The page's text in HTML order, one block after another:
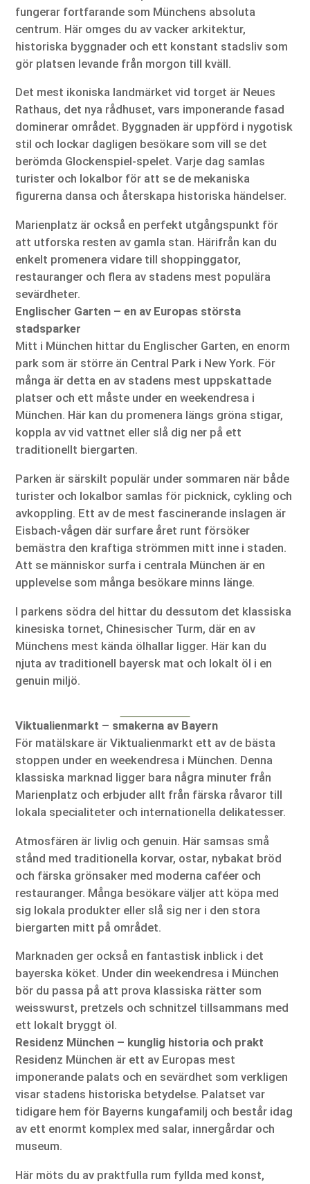
fungerar fortfarande som Münchens absoluta
centrum. Här omges du av vacker arkitektur,
historiska byggnader och ett konstant stadsliv som
gör platsen levande från morgon till kväll.
Det mest ikoniska landmärket vid torget är Neues
Rathaus, det nya rådhuset, vars imponerande fasad
dominerar området. Byggnaden är uppförd i nygotisk
stil och lockar dagligen besökare som vill se det
berömda Glockenspiel-spelet. Varje dag samlas
turister och lokalbor för att se de mekaniska
figurerna dansa och återskapa historiska händelser.
Marienplatz är också en perfekt utgångspunkt för
att utforska resten av gamla stan. Härifrån kan du
enkelt promenera vidare till shoppinggator,
restauranger och flera av stadens mest populära
sevärdheter.
Englischer Garten – en av Europas största
stadsparker
Mitt i München hittar du Englischer Garten, en enorm
park som är större än Central Park i New York. För
många är detta en av stadens mest uppskattade
platser och ett måste under en weekendresa i
München. Här kan du promenera längs gröna stigar,
koppla av vid vattnet eller slå dig ner på ett
traditionellt biergarten.
Parken är särskilt populär under sommaren när både
turister och lokalbor samlas för picknick, cykling och
avkoppling. Ett av de mest fascinerande inslagen är
Eisbach-vågen där surfare året runt försöker
bemästra den kraftiga strömmen mitt inne i staden.
Att se människor surfa i centrala München är en
upplevelse som många besökare minns länge.
I parkens södra del hittar du dessutom det klassiska
kinesiska tornet, Chinesischer Turm, där en av
Münchens mest kända ölhallar ligger. Här kan du
njuta av traditionell bayersk mat och lokalt öl i en
genuin miljö.
Viktualienmarkt – smakerna av Bayern
För matälskare är Viktualienmarkt ett av de bästa
stoppen under en weekendresa i München. Denna
klassiska marknad ligger bara några minuter från
Marienplatz och erbjuder allt från färska råvaror till
lokala specialiteter och internationella delikatesser.
Atmosfären är livlig och genuin. Här samsas små
stånd med traditionella korvar, ostar, nybakat bröd
och färska grönsaker med moderna caféer och
restauranger. Många besökare väljer att köpa med
sig lokala produkter eller slå sig ner i den stora
biergarten mitt på området.
Marknaden ger också en fantastisk inblick i det
bayerska köket. Under din weekendresa i München
bör du passa på att prova klassiska rätter som
weisswurst, pretzels och schnitzel tillsammans med
ett lokalt bryggt öl.
Residenz München – kunglig historia och prakt
Residenz München är ett av Europas mest
imponerande palats och en sevärdhet som verkligen
visar stadens historiska betydelse. Palatset var
tidigare hem för Bayerns kungafamilj och består idag
av ett enormt komplex med salar, innergårdar och
museum.
Här möts du av praktfulla rum fyllda med konst,